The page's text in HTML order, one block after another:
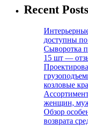
Recent Posts
доступны
Сыворотка
15 шт —
козловые
женщин,
Обзор
возврата